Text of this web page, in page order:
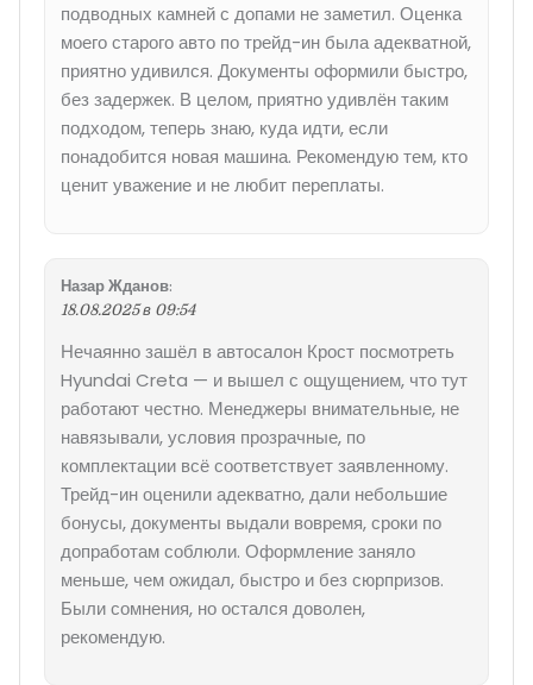
подводных камней с допами не заметил. Оценка
моего старого авто по трейд-ин была адекватной,
приятно удивился. Документы оформили быстро,
без задержек. В целом, приятно удивлён таким
подходом, теперь знаю, куда идти, если
понадобится новая машина. Рекомендую тем, кто
ценит уважение и не любит переплаты.
Назар Жданов:
18.08.2025 в 09:54
Нечаянно зашёл в автосалон Крост посмотреть
Hyundai Creta — и вышел с ощущением, что тут
работают честно. Менеджеры внимательные, не
навязывали, условия прозрачные, по
комплектации всё соответствует заявленному.
Трейд-ин оценили адекватно, дали небольшие
бонусы, документы выдали вовремя, сроки по
допработам соблюли. Оформление заняло
меньше, чем ожидал, быстро и без сюрпризов.
Были сомнения, но остался доволен,
рекомендую.